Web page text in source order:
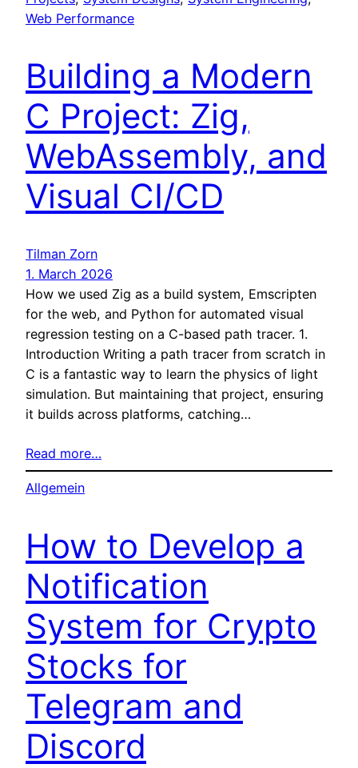
Web Performance
Building a Modern
C Project: Zig,
WebAssembly, and
Visual CI/CD
Tilman Zorn
1. March 2026
How we used Zig as a build system, Emscripten
for the web, and Python for automated visual
regression testing on a C-based path tracer. 1.
Introduction Writing a path tracer from scratch in
C is a fantastic way to learn the physics of light
simulation. But maintaining that project, ensuring
it builds across platforms, catching…
Read more…
Allgemein
How to Develop a
Notification
System for Crypto
Stocks for
Telegram and
Discord